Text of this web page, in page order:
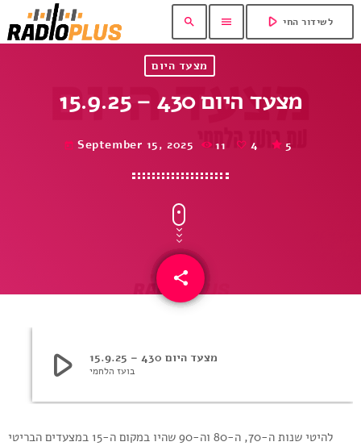
search menu play_arrow לשידור החי
מצעד היום
מצעד היום 430 – 15.9.25
today September 15, 2025 11 4 5
share
email
play_arrow מצעד היום 430 – 15.9.25
בועז הלחמי
להיטי שנות ה-70, ה-80 וה-90 שהיו במקום ה-15 במצעדים הבריטי